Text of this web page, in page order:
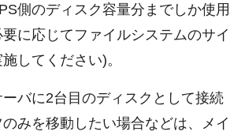
側のディスク容量分までしか使用
に応じてファイルシステムのサイ
してください)。
ーバに2台目のディスクとして接続
みを移動したい場合などは、メイ